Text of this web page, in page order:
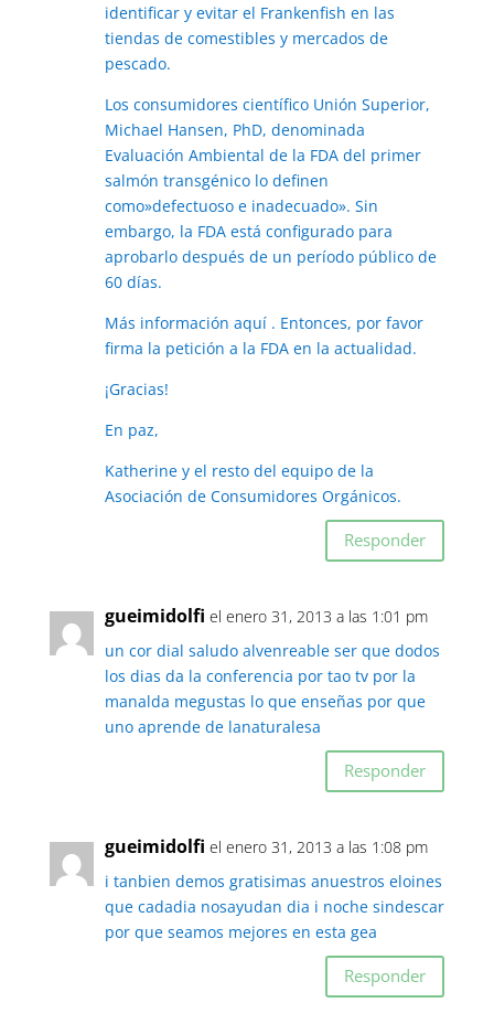
identificar y evitar el Frankenfish en las
tiendas de comestibles y mercados de
pescado.
Los consumidores científico Unión Superior,
Michael Hansen, PhD, denominada
Evaluación Ambiental de la FDA del primer
salmón transgénico lo definen
como»defectuoso e inadecuado». Sin
embargo, la FDA está configurado para
aprobarlo después de un período público de
60 días.
Más información aquí . Entonces, por favor
firma la petición a la FDA en la actualidad.
¡Gracias!
En paz,
Katherine y el resto del equipo de la
Asociación de Consumidores Orgánicos.
Responder
gueimidolfi el enero 31, 2013 a las 1:01 pm
un cor dial saludo alvenreable ser que dodos
los dias da la conferencia por tao tv por la
manalda megustas lo que enseñas por que
uno aprende de lanaturalesa
Responder
gueimidolfi el enero 31, 2013 a las 1:08 pm
i tanbien demos gratisimas anuestros eloines
que cadadia nosayudan dia i noche sindescar
por que seamos mejores en esta gea
Responder